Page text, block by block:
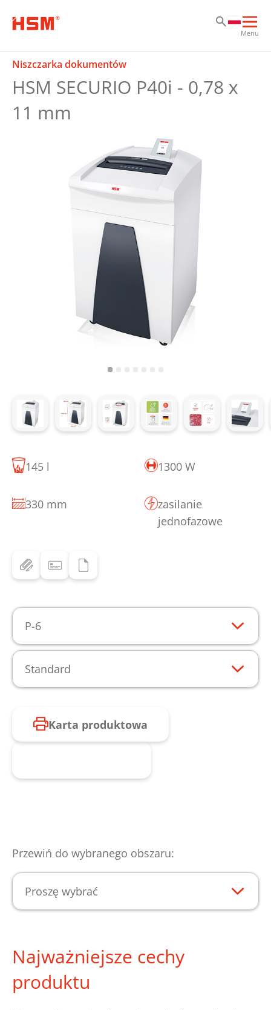
Menu
Niszczarka dokumentów
HSM SECURIO P40i - 0,78 x
11 mm
145 l 1300 W
330 mm
zasilanie
jednofazowe
P-6
Standard
Karta produktowa
Przewiń do wybranego obszaru:
Proszę wybrać
Najważniejsze cechy
produktu